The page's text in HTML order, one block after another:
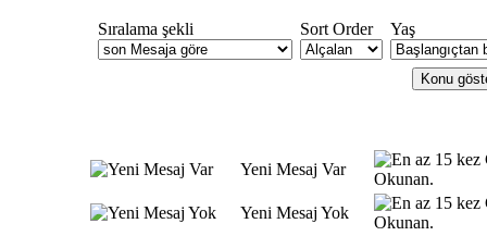
Sıralama şekli Sort Order Yaş
Yeni Mesaj Var
Yeni Mesaj Yok